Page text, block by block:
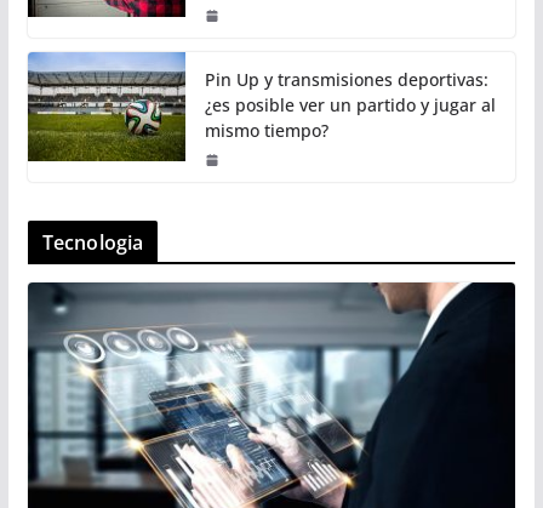
Pin Up y transmisiones deportivas:
¿es posible ver un partido y jugar al
mismo tiempo?
Tecnologia